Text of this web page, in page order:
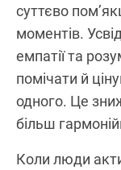
суттєво
моментів.
емпатії та
помічати й
одного. Це
більш
Коли люди